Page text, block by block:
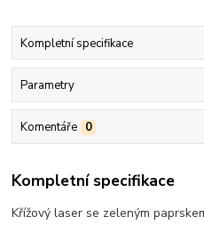
Kompletní specifikace
Parametry
Komentáře 0
Kompletní specifikace
Křížový laser se zeleným